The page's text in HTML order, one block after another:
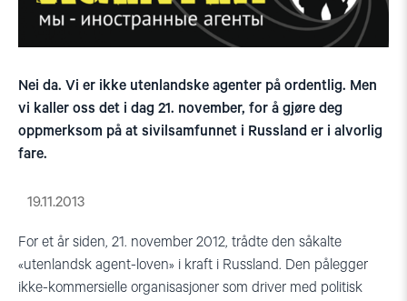
Nei da. Vi er ikke utenlandske agenter på ordentlig. Men
vi kaller oss det i dag 21. november, for å gjøre deg
oppmerksom på at sivilsamfunnet i Russland er i alvorlig
fare.
19.11.2013
For et år siden, 21. november 2012, trådte den såkalte
«utenlandsk agent-loven» i kraft i Russland. Den pålegger
ikke-kommersielle organisasjoner som driver med politisk